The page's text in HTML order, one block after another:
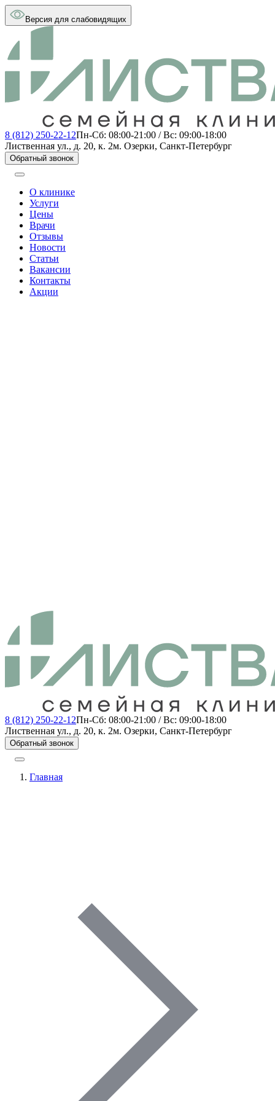
Версия для слабовидящих
8 (812) 250-22-12Пн-Сб: 08:00-21:00 / Вс: 09:00-18:00
Лиственная ул., д. 20, к. 2м. Озерки, Санкт-Петербург
Обратный звонок
О клинике
Услуги
Цены
Врачи
Отзывы
Новости
Статьи
Вакансии
Контакты
Акции
8 (812) 250-22-12Пн-Сб: 08:00-21:00 / Вс: 09:00-18:00
Лиственная ул., д. 20, к. 2м. Озерки, Санкт-Петербург
Обратный звонок
Главная